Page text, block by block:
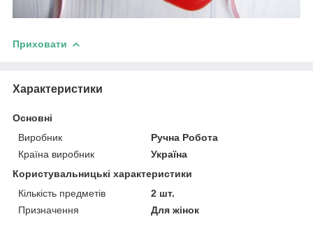
Приховати
Характеристики
Основні
Виробник
Ручна Робота
Країна виробник
Україна
Користувальницькі характеристики
Кількість предметів
2 шт.
Призначення
Для жінок